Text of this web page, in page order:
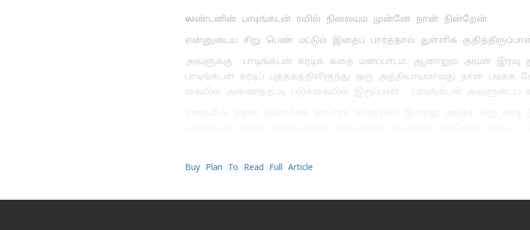
லண்டனின் பாடிங்க்டன் ரயில் நிலையம் முன்னே நான் நின்றேன்.
என்னுடைய சிறு பெண் மட்டும் இதைப் பார்த்தால் துள்ளிக்
அவளுக்கு பாடிங்க்டன் கரடிக் கதை மனப்பாடம். ஆனாலும் அவள் இரவு
பாடிங்க்டன் கரடிப் புத்தகத்திலிருந்து ஒரு அத்தியாயமாவது நான்
கையில் அணைத்தபடி படுக்கையில் இருப்பாள். பாடிங்க்டன்
Buy Plan To Read Full Article